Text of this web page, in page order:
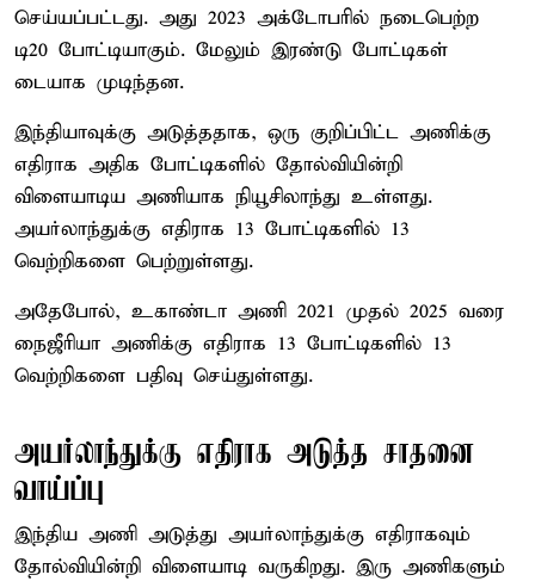
செய்யப்பட்டது. அது 2023 அக்டோபரில் நடைபெற்ற
டி20 போட்டியாகும். மேலும் இரண்டு போட்டிகள்
டையாக முடிந்தன.
இந்தியாவுக்கு அடுத்ததாக, ஒரு குறிப்பிட்ட அணிக்கு
எதிராக அதிக போட்டிகளில் தோல்வியின்றி
விளையாடிய அணியாக நியூசிலாந்து உள்ளது.
அயர்லாந்துக்கு எதிராக 13 போட்டிகளில் 13
வெற்றிகளை பெற்றுள்ளது.
அதேபோல், உகாண்டா அணி 2021 முதல் 2025 வரை
நைஜீரியா அணிக்கு எதிராக 13 போட்டிகளில் 13
வெற்றிகளை பதிவு செய்துள்ளது.
அயர்லாந்துக்கு எதிராக அடுத்த சாதனை
வாய்ப்பு
இந்திய அணி அடுத்து அயர்லாந்துக்கு எதிராகவும்
தோல்வியின்றி விளையாடி வருகிறது. இரு அணிகளும்